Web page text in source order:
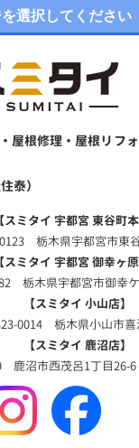
屋根修理・屋根リフ
泰）
【スミタイ 宇都宮 東谷町本
栃木県宇都宮市東
【スミタイ 宇都宮 御幸ヶ原
栃木県宇都宮市御幸
【スミタイ 小山店】
0014 栃木県小山市喜
【スミタイ 鹿沼店】
鹿沼市西茂呂1丁目26-6